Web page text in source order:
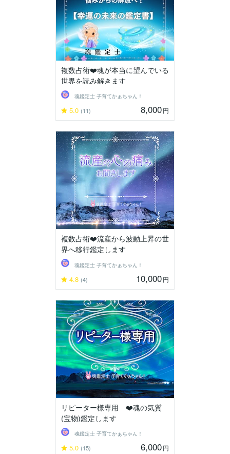
複数占術❤️魂が本当に望んでいる
世界を読み解きます
魂鑑定士 子育てかぁちゃん！
5.0 (11) 8,000円
複数占術❤️流産から波動上昇の世
界へ移行鑑定します
魂鑑定士 子育てかぁちゃん！
4.8 (4) 10,000円
リピーター様専用 ❤️魂の気質
(宝物)鑑定します
魂鑑定士 子育てかぁちゃん！
5.0 (15) 6,000円